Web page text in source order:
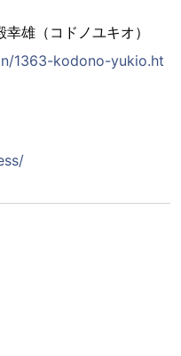
（コドノユキオ）
1363-kodono-yukio.ht